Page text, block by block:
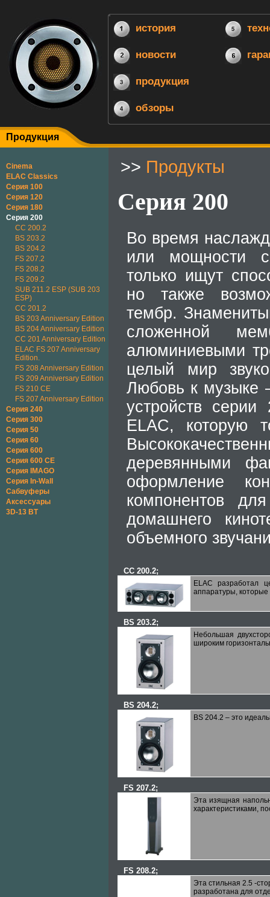
история
новости
продукция
обзоры
Продукция
Cinema
ELAC Classics
Серия 100
Серия 120
Серия 180
Серия 200
CC 200.2
BS 203.2
BS 204.2
FS 207.2
FS 208.2
FS 209.2
SUB 211.2 ESP (SUB 203
ESP)
CC 201.2
BS 203 Anniversary Edition
BS 204 Anniversary Edition
CC 201 Anniversary Edition
ELAC FS 207 Anniversary
Edition.
FS 208 Anniversary Edition
FS 209 Anniversary Edition
FS 210 CE
FS 207 Anniversary Edition
Серия 240
Серия 300
Серия 50
Серия 60
Серия 600
Серия 600 CE
Серия IMAGO
Серия In-Wall
Сабвуферы
Аксессуары
3D-13 BT
>> Продукты
Серия 200
Во время
или мощности
только ищут
но также
тембр.
сложенной
алюминиевыми
целый мир
Любовь к музыке
устройств
ELAC, которую
деревянными
оформление
компонентов
домашнего
объемного
CC 200.2;
ELAC разработал
аппаратуры, которые
BS 203.2;
Небольшая
широким
BS 204.2;
BS 204.2 – это
FS 207.2;
Эта изящная
характеристиками,
FS 208.2;
Эта стильная 2.5 -
разработана для